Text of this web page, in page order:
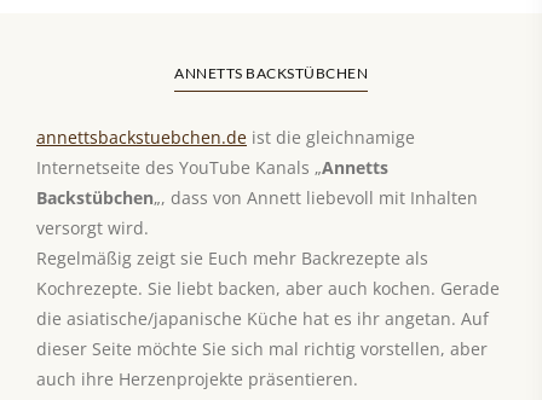
ANNETTS BACKSTÜBCHEN
annettsbackstuebchen.de ist die gleichnamige
Internetseite des YouTube Kanals „Annetts
Backstübchen„, dass von Annett liebevoll mit Inhalten
versorgt wird.
Regelmäßig zeigt sie Euch mehr Backrezepte als
Kochrezepte. Sie liebt backen, aber auch kochen. Gerade
die asiatische/japanische Küche hat es ihr angetan. Auf
dieser Seite möchte Sie sich mal richtig vorstellen, aber
auch ihre Herzenprojekte präsentieren.